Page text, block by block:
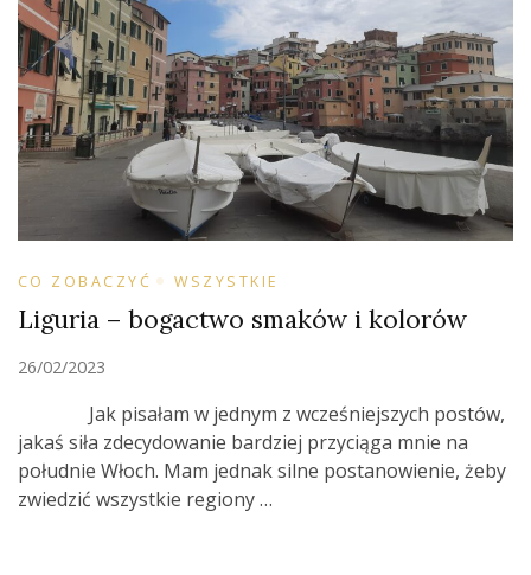
CO ZOBACZYĆ WSZYSTKIE
Liguria – bogactwo smaków i kolorów
26/02/2023
Jak pisałam w jednym z wcześniejszych postów,
jakaś siła zdecydowanie bardziej przyciąga mnie na
południe Włoch. Mam jednak silne postanowienie, żeby
zwiedzić wszystkie regiony …